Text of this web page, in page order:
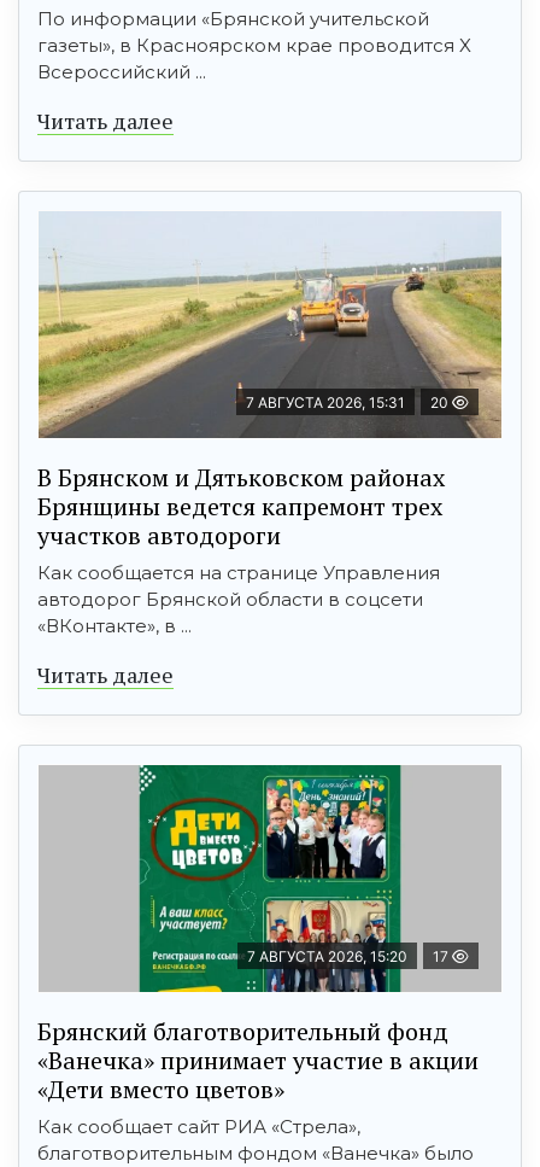
По информации «Брянской учительской
газеты», в Красноярском крае проводится X
Всероссийский ...
Читать далее
7 АВГУСТА 2026, 15:31 20
В Брянском и Дятьковском районах
Брянщины ведется капремонт трех
участков автодороги
Как сообщается на странице Управления
автодорог Брянской области в соцсети
«ВКонтакте», в ...
Читать далее
7 АВГУСТА 2026, 15:20 17
Брянский благотворительный фонд
«Ванечка» принимает участие в акции
«Дети вместо цветов»
Как сообщает сайт РИА «Стрела»,
благотворительным фондом «Ванечка» было